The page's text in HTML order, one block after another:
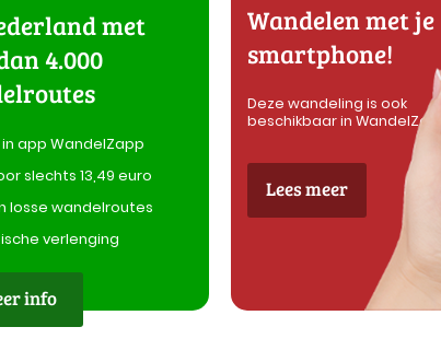
met
4.000
app WandelZapp
slechts 13,49 euro
losse wandelroutes
verlenging
info
Wandelen met je
smartphone!
Deze wandeling is ook
beschikbaar in WandelZapp
Lees meer